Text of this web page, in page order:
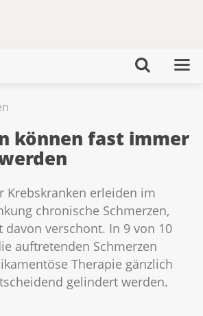
können fast immer
Krebskranken erleiden im
chronische Schmerzen,
verschont. In 9 von 10
auftretenden Schmerzen
Therapie gänzlich
gelindert werden.